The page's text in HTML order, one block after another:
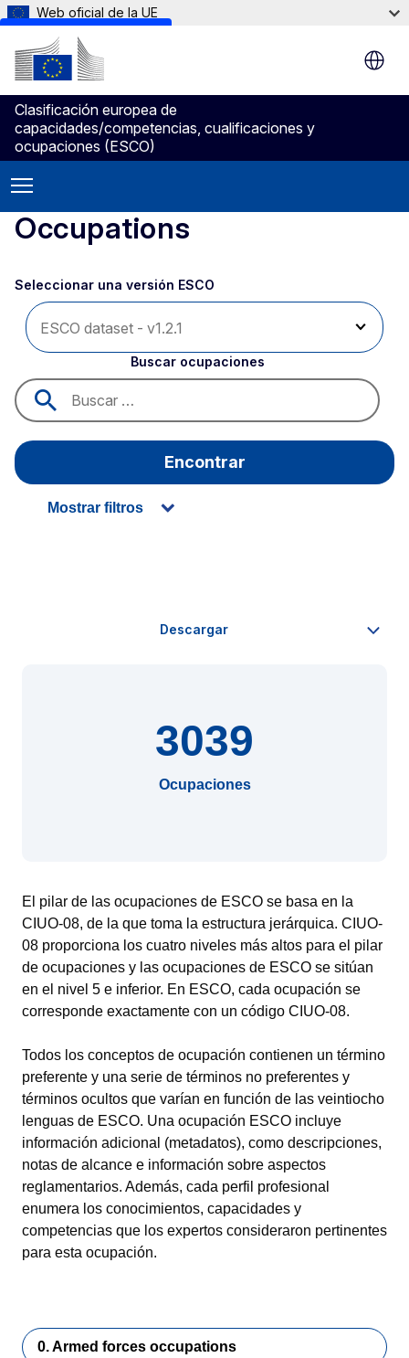
Skip to main content
Web oficial de la UE
Clasificación europea de
capacidades/competencias, cualificaciones y
ocupaciones (ESCO)
Occupations
Seleccionar una versión ESCO
Buscar ocupaciones
Encontrar
Mostrar filtros
3039
Ocupaciones
El pilar de las ocupaciones de ESCO se basa en la
CIUO-08, de la que toma la estructura jerárquica. CIUO-
08 proporciona los cuatro niveles más altos para el pilar
de ocupaciones y las ocupaciones de ESCO se sitúan
en el nivel 5 e inferior. En ESCO, cada ocupación se
corresponde exactamente con un código CIUO-08.
Todos los conceptos de ocupación contienen un término
preferente y una serie de términos no preferentes y
términos ocultos que varían en función de las veintiocho
lenguas de ESCO. Una ocupación ESCO incluye
información adicional (metadatos), como descripciones,
notas de alcance e información sobre aspectos
reglamentarios. Además, cada perfil profesional
enumera los conocimientos, capacidades y
competencias que los expertos consideraron pertinentes
para esta ocupación.
0. Armed forces occupations